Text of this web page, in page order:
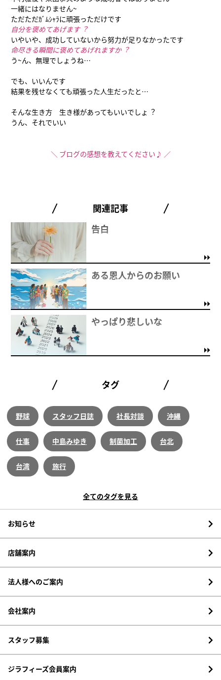
一緒にはなりません~
ただただｶﾞﾑｼｬﾗに頑張っただけです
自分を褒めてあげます︖
いやいや、成功していないから努力が足りなかったです
命尽きる瞬間に褒めてあげれますか︖
う~ん、無理でしょうね…
でも、いいんです
結果を残せなくても頑張った人生だったと…
そんな生き方 生き様があってもいいでしょ︖
うん、それでいい
＼ ブログの感想を教えてください♪ ／
関連記事
告白
ある恩人からのお願い
やっぱり悲しいな
タグ
野球 スタッフ日誌 社長対談 沖縄
仕事 中島みゆき 制菌加工 台北
台湾 旅行
全てのタグを見る
お知らせ
店舗案内
法人様へのご案内
会社案内
スタッフ募集
ジラフィーズ会員案内